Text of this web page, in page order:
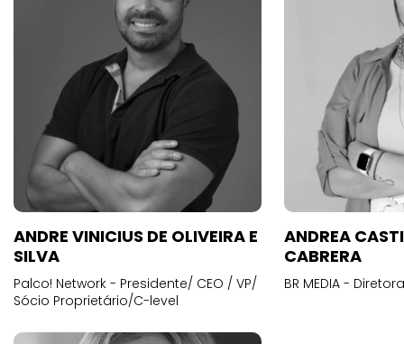
ANDRE VINICIUS DE OLIVEIRA E
SILVA
Palco! Network - Presidente/ CEO / VP/
Sócio Proprietário/C-level
ANDREA
CABRERA
BR MEDIA -